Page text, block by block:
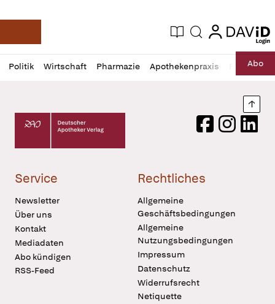
Deutsche Apotheker Zeitung
Aktuelle Ausgabe
Suche login
login
Politik Wirtschaft Pharmazie Apothekenpraxis RechtAbo
Profil
öffnen
Daz
Pur
Deutscher Apotheker Verlag Logo
FacebookInstagram
Service
Newsletter
Über uns
Kontakt
Mediadaten
Abo kündigen
RSS-Feed
Rechtliches
Allgemeine
Geschäftsbedingungen
Allgemeine
Nutzungsbedingungen
Impressum
Datenschutz
Widerrufsrecht
Netiquette